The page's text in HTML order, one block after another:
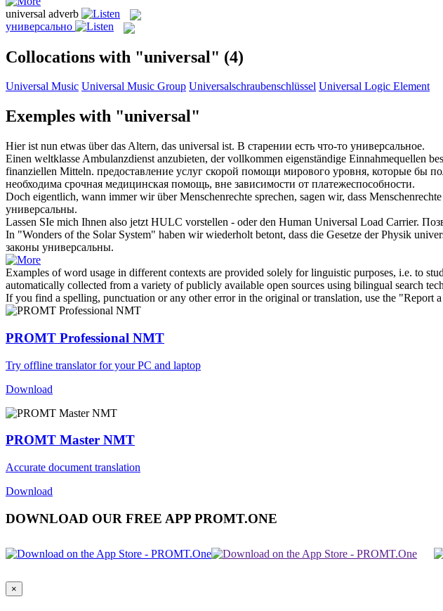
universal adverb
универсально
Collocations with "universal" (4)
Universal Music Universal Music Group Universalschraubenschlüssel Universal Logic Element
Exemples with "universal"
Hier ist nun etwas über das Altern, das universal ist. В старении есть что-то универсальное.
Einen weltklasse Ambulanzdienst anzubieten, der vollkommen eigenständige Einnahmequellen
finanziellen Mitteln. предоставление услуг скорой помощи мирового уровня, которые бы
необходима срочная медицинская помощь, вне зависимости от платежеспособности.
Doch eigentlich, wann immer wir über Menschenrechte sprechen, sagen wir, dass Menschenrechte
универсальны.
Lassen SIe mich Ihnen also jetzt HULC vorstellen - oder den Human Universal Load Carrier.
In "Wonders of the Solar System" haben wir wiederholt betont, dass die Gesetze der Physik
законы универсальны.
Examples of word usage in different contexts are provided solely for linguistic purposes, i.e. to
automatically collected from a variety of publicly available open sources using bilingual search
If you find a spelling, punctuation or any other error in the original or translation, use the "Report
PROMT Professional NMT
Try offline translator for your PC and laptop
Download
PROMT Master NMT
Accurate document translation
Download
DOWNLOAD OUR FREE APP PROMT.ONE
×